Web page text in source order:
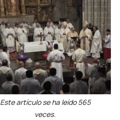
Este artículo se ha leído 565
veces.